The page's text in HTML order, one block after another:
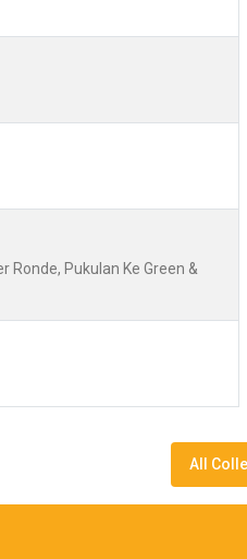
Ronde, Pukulan Ke Green &
All